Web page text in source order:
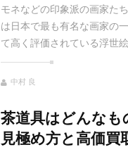
モネなどの印象派の画家た
は日本で最も有名な画家の
て高く評価されている浮世
中村 良
茶道具はどんなも
見極め方と高価買